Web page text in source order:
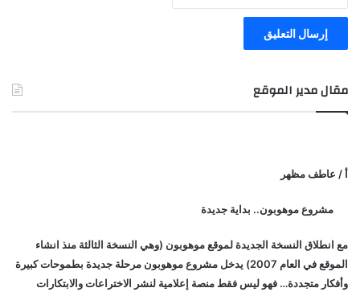
مقال مدير الموقع
أ / عاطف مظهر
مشروع موهوبون.. بداية جديدة
مع انطلاق النسخة الجديدة لموقع موهوبون (وهي النسخة الثالثة منذ انشاء
الموقع في العام 2007) يدخل مشروع موهوبون مرحلة جديدة بطموحات كبيرة
وأفكار متجددة… فهو ليس فقط منصة إعلامية لنشر الاختراعات والابتكارات